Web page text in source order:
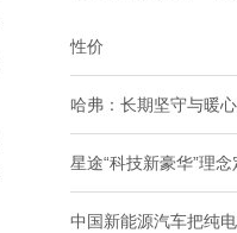
性价
哈弗：长期坚守与暖
星途“科技新豪华”理
中国新能源汽车把纯